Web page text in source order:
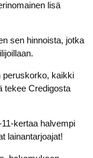
lisä
sen hinnoista, jotka
peruskorko, kaikki
tekee Credigosta
kertaa halvempi
lainantarjoajat!